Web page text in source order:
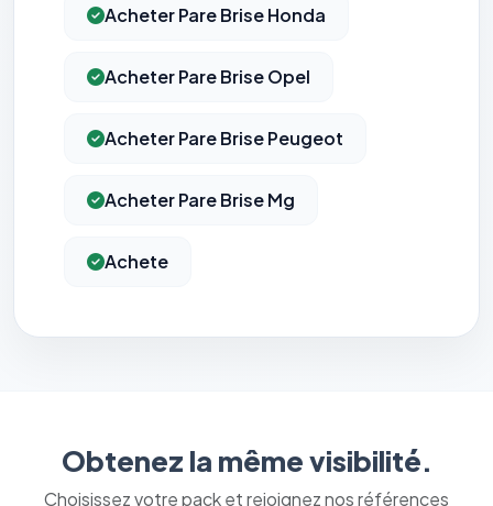
Acheter Pare Brise Honda
Acheter Pare Brise Opel
Acheter Pare Brise Peugeot
Acheter Pare Brise Mg
Achete
Obtenez la même visibilité.
Choisissez votre pack et rejoignez nos références